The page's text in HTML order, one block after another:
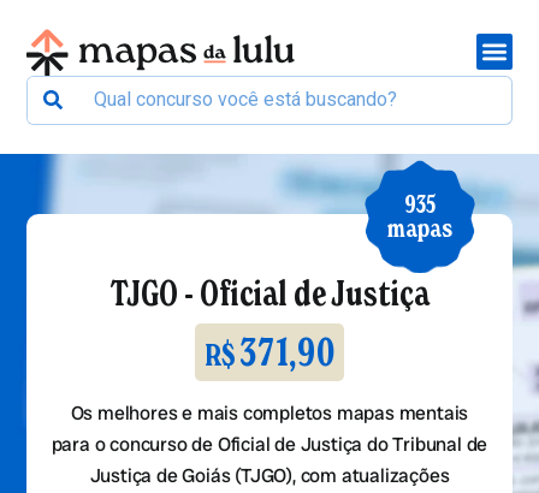
935
mapas
TJGO - Oficial de Justiça
R$371,90
Os melhores e mais completos mapas mentais
para o concurso de Oficial de Justiça do Tribunal de
Justiça de Goiás (TJGO), com atualizações